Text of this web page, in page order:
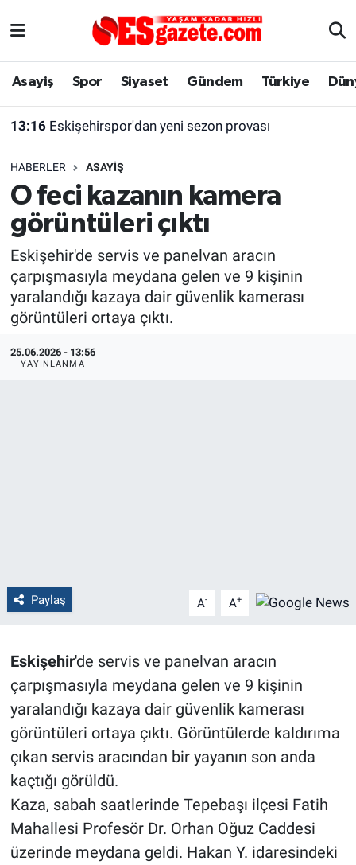
Asayiş Spor Siyaset Gündem Türkiye
13:16 Eskişehirspor'dan yeni sezon provası
HABERLER ASAYIŞ
O feci kazanın kamera
görüntüleri çıktı
Eskişehir'de servis ve panelvan aracın
çarpışmasıyla meydana gelen ve 9 kişinin
yaralandığı kazaya dair güvenlik kamerası
görüntüleri ortaya çıktı.
25.06.2026 - 13:56
YAYINLANMA
Paylaş A- A+
Eskişehir'de servis ve panelvan aracın
çarpışmasıyla meydana gelen ve 9 kişinin
yaralandığı kazaya dair güvenlik kamerası
görüntüleri ortaya çıktı. Görüntülerde kaldırıma
çıkan servis aracından bir yayanın son anda
kaçtığı görüldü.
Kaza, sabah saatlerinde Tepebaşı ilçesi Fatih
Mahallesi Profesör Dr. Orhan Oğuz Caddesi
üzerinde meydana geldi. Hakan Y. idaresindeki
Asayiş
Gündem
Türkiye
Dünya
Sağlık
Alış-Veriş/İş dünyası
Yaşam
Eskişehirspor Arşivi
Eskişehir Arşivi
Röportaj
Ekonomi
Kültür Sanat
Çevre
Magazin
Bilim ve Teknoloji
Eskişehir Nöbetçi Eczaneler
Süper Lig Puan Durumu ve Fikstür
Tüm Manşetler
Son Dakika Haberleri
Haber Arşivi